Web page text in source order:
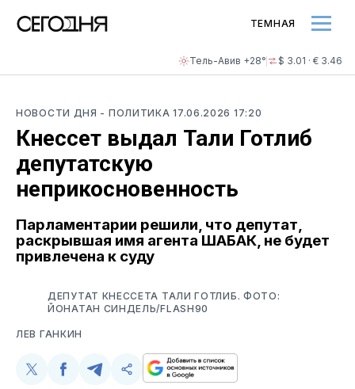
Тель-Авив +28° $ 3.01 · € 3.46
ТЕМНАЯ
НОВОСТИ ДНЯ - ПОЛИТИКА17.06.2026 17:20
Кнессет выдал Тали Готлиб
депутатскую
неприкосновенность
Парламентарии решили, что депутат,
раскрывшая имя агента ШАБАК, не будет
привлечена к суду
ДЕПУТАТ КНЕССЕТА ТАЛИ ГОТЛИБ. ФОТО:
ЙОНАТАН СИНДЕЛЬ/FLASH90
ЛЕВ ГАНКИН
Поделиться
Поделиться
Поделиться
Скопируйте